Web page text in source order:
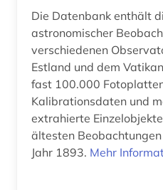
Die Datenbank enthält
astronomischer
verschiedenen
Estland und dem
fast 100.000
Kalibrationsdaten und
extrahierte
ältesten
Jahr 1893. Mehr